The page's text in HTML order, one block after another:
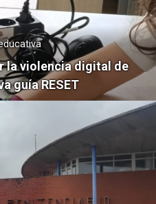
la violencia digital de
guía RESET